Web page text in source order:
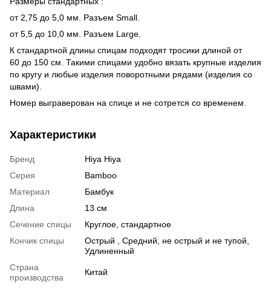
от 2,75 до 5,0 мм. Разъем Small.
от 5,5 до 10,0 мм. Разъем Large.
К стандартной длины спицам подходят тросики длиной от
60 до 150 см. Такими спицами удобно вязать крупные изделия
по кругу и любые изделия поворотными рядами (изделия со
швами).
Номер выграверован на спице и не сотрется со временем.
Характеристики
Бренд
Hiya Hiya
Серия
Bamboo
Материал
Бамбук
Длина
13 см
Сечение спицы
Круглое, стандартное
Кончик спицы
Острый , Средний, не острый и не тупой,
Удлиненный
Страна
производства
Китай